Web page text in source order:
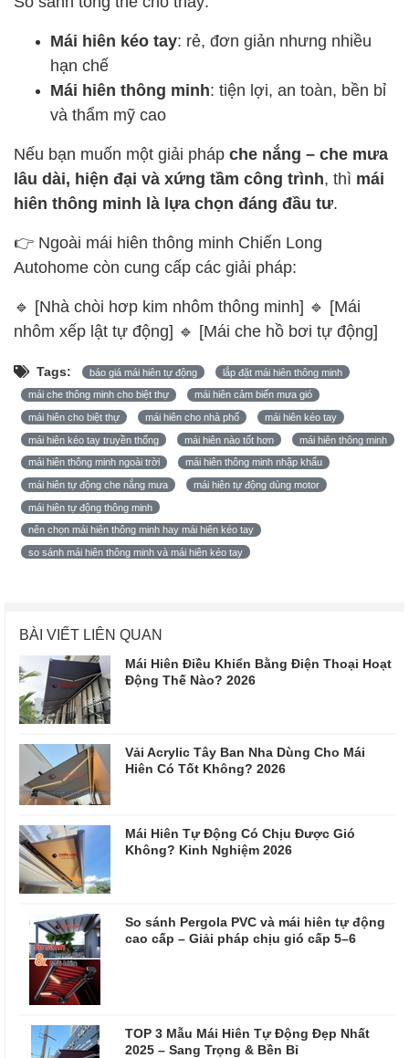
Mái hiên kéo tay: rẻ, đơn giản nhưng nhiều
hạn chế
Mái hiên thông minh: tiện lợi, an toàn, bền bỉ
và thẩm mỹ cao
Nếu bạn muốn một giải pháp che nắng – che mưa
lâu dài, hiện đại và xứng tầm công trình, thì mái
hiên thông minh là lựa chọn đáng đầu tư.
👉 Ngoài mái hiên thông minh Chiến Long
Autohome còn cung cấp các giải pháp:
🔹 [Nhà chòi hơp kim nhôm thông minh] 🔹 [Mái
nhôm xếp lật tự động] 🔹 [Mái che hồ bơi tự động]
Tags: báo giá mái hiên tự động lắp đặt mái hiên thông minh
mái che thông minh cho biệt thự mái hiên cảm biến mưa gió
mái hiên cho biệt thự mái hiên cho nhà phố mái hiên kéo tay
mái hiên kéo tay truyền thống mái hiên nào tốt hơn mái hiên thông minh
mái hiên thông minh ngoài trời mái hiên thông minh nhập khẩu
mái hiên tự động che nắng mưa mái hiên tự động dùng motor
mái hiên tự động thông minh
nên chọn mái hiên thông minh hay mái hiên kéo tay
so sánh mái hiên thông minh và mái hiên kéo tay
BÀI VIẾT LIÊN QUAN
Mái Hiên Điều Khiển Bằng Điện Thoại Hoạt
Động Thế Nào? 2026
Vải Acrylic Tây Ban Nha Dùng Cho Mái
Hiên Có Tốt Không? 2026
Mái Hiên Tự Động Có Chịu Được Gió
Không? Kinh Nghiệm 2026
So sánh Pergola PVC và mái hiên tự động
cao cấp – Giải pháp chịu gió cấp 5–6
TOP 3 Mẫu Mái Hiên Tự Động Đẹp Nhất
2025 – Sang Trọng & Bền Bỉ